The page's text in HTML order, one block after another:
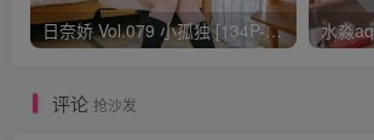
日奈娇 Vol.079 小孤独 [134P-1.84GB]
评论 抢沙发